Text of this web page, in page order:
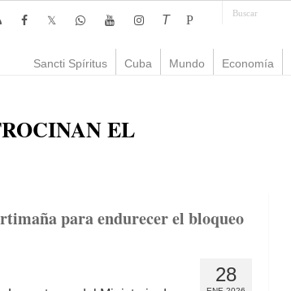
T P
Sancti Spíritus Cuba Mundo Economía
EL
para endurecer el bloqueo
28